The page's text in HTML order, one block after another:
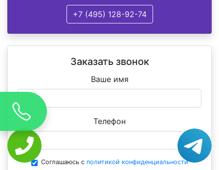
+7 (495) 128-92-74
Заказать звонок
Ваше имя
Телефон
Соглашаюсь с политикой конфиденциальности